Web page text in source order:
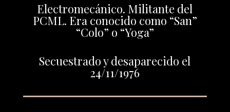
Electromecánico. Militante del
PCML. Era conocido como “San”
“Colo” o “Yoga”
Secuestrado y desaparecido el
24/11/1976